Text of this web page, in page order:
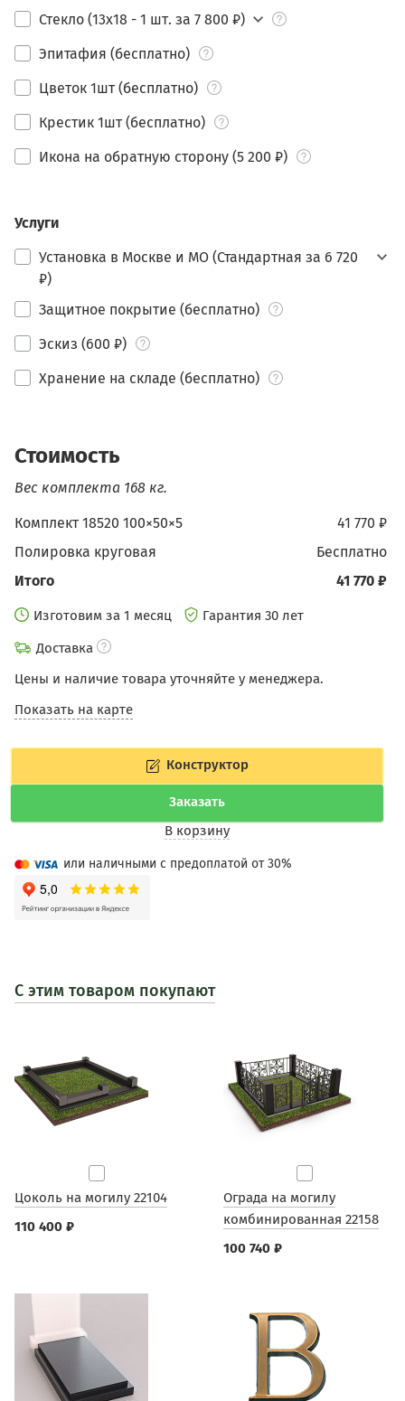
Стекло (13х18 - 1 шт. за 7 800 ₽)
Эпитафия (бесплатно)
Цветок 1шт (бесплатно)
Крестик 1шт (бесплатно)
Икона на обратную сторону (5 200 ₽)
Услуги
Установка в Москве и МО (Стандартная за 6 720
₽)
Защитное покрытие (бесплатно)
Эскиз (600 ₽)
Хранение на складе (бесплатно)
Стоимость
Вес комплекта 168 кг.
41 770 ₽
Комплект 18520 100×50×5
бесплатно
Полировка круговая
41 770 ₽
Итого
Изготовим за 1 месяц
Гарантия 30 лет
Доставка
Цены и наличие товара уточняйте у менеджера.
Показать на карте
Конструктор
Заказать
В корзину
или наличными с предоплатой от 30%
С этим товаром покупают
Цоколь на могилу 22104
110 400 ₽
Ограда на могилу
комбинированная 22158
100 740 ₽